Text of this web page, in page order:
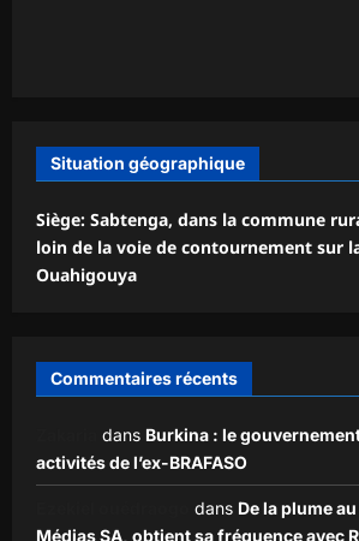
Situation géographique
Siège: Sabtenga, dans la commune
loin de la voie de contournement sur
Ouahigouya
Commentaires récents
dans Burkina : le
activités de l’ex-BRAFASO
dans De la plume
Médias SA, obtient sa fréquence avec